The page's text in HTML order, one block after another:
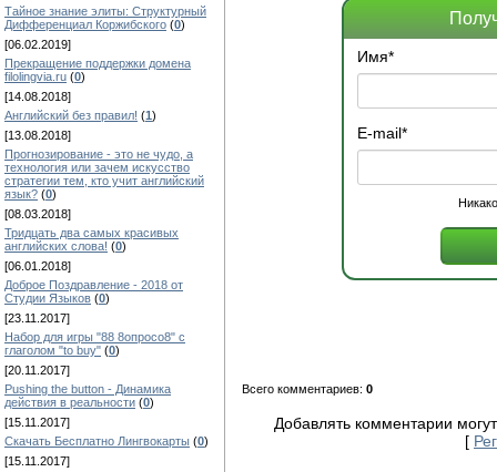
Тайное знание элиты: Структурный
Дифференциал Коржибского (0)
[06.02.2019]
Прекращение поддержки домена
filolingvia.ru (0)
[14.08.2018]
Английский без правил! (1)
[13.08.2018]
Прогнозирование - это не чудо, а
технология или зачем искусство
стратегии тем, кто учит английский
язык? (0)
[08.03.2018]
Тридцать два самых красивых
английских слова! (0)
[06.01.2018]
Доброе Поздравление - 2018 от
Студии Языков (0)
[23.11.2017]
Набор для игры "88 8опросо8" с
глаголом "to buy" (0)
[20.11.2017]
Pushing the button - Динамика
действия в реальности (0)
[15.11.2017]
Скачать Бесплатно Лингвокарты (0)
[15.11.2017]
Имя*
E-mail*
Всего комментариев: 0
Добавлять комментарии
[